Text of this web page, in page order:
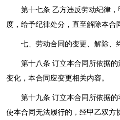
第十七条 乙方违反劳动纪律
度，给予纪律处分，直至解除本合
七、劳动合同的变更、解除、
第十八条 订立本合同所依据
变化，本合同应变更相关内容。
第十九条 订立本合同所依据
使本合同无法履行的，经甲乙双方